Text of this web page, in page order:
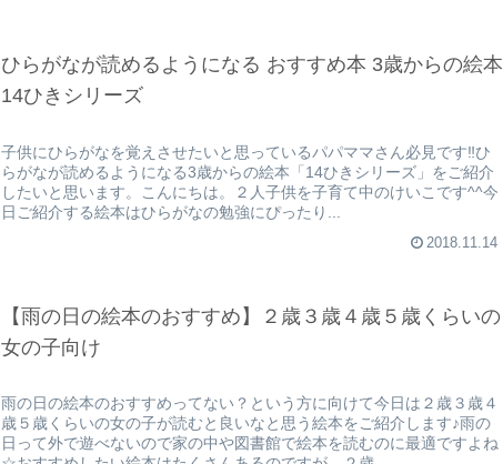
ひらがなが読めるようになる おすすめ本 3歳からの絵本
14ひきシリーズ
子供にひらがなを覚えさせたいと思っているパパママさん必見です‼️ひ
らがなが読めるようになる3歳からの絵本「14ひきシリーズ」をご紹介
したいと思います。こんにちは。２人子供を子育て中のけいこです^^今
日ご紹介する絵本はひらがなの勉強にぴったり...
2018.11.14
【雨の日の絵本のおすすめ】２歳３歳４歳５歳くらいの
女の子向け
雨の日の絵本のおすすめってない？という方に向けて今日は２歳３歳４
歳５歳くらいの女の子が読むと良いなと思う絵本をご紹介します♪雨の
日って外で遊べないので家の中や図書館で絵本を読むのに最適ですよね